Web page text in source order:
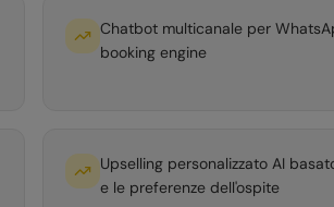
Chatbot multicanale per
booking engine
Upselling personalizzato AI
e le preferenze dell'ospite